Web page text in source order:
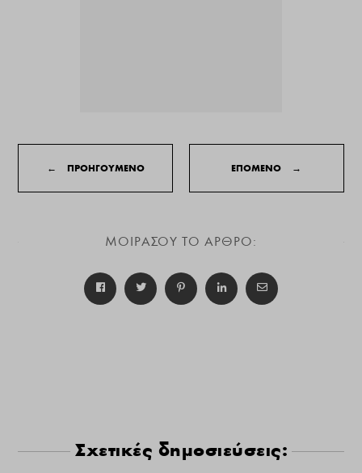
← ΠΡΟΗΓΟΥΜΕΝΟ ΕΠΟΜΕΝΟ →
ΜΟΙΡΑΣΟΥ ΤΟ ΑΡΘΡΟ:
Σχετικές δημοσιεύσεις: